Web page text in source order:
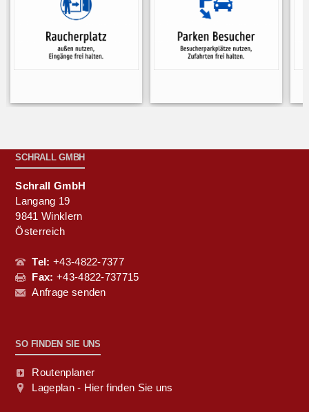
SCHRALL GMBH
Schrall GmbH
Langang 19
9841 Winklern
Österreich
Tel: +43-4822-7377
Fax: +43-4822-737715
Anfrage senden
SO FINDEN SIE UNS
Routenplaner
Lageplan - Hier finden Sie uns